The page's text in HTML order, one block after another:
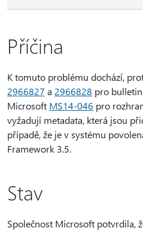
Příčina
K tomuto problému dochází,
2966827 a 2966828 pro
Microsoft MS14-046 pro
vyžadují metadata, která jsou
případě, že je v systému
Framework 3.5.
Stav
Společnost Microsoft potvrdila,